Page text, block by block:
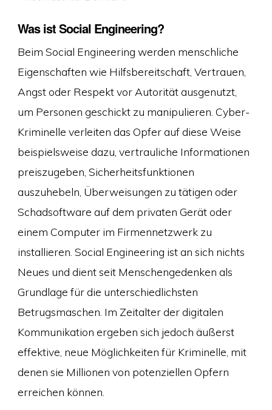
Was ist Social Engineering?
Beim Social Engineering werden menschliche
Eigenschaften wie Hilfsbereitschaft, Vertrauen,
Angst oder Respekt vor Autorität ausgenutzt,
um Personen geschickt zu manipulieren. Cyber-
Kriminelle verleiten das Opfer auf diese Weise
beispielsweise dazu, vertrauliche Informationen
preiszugeben, Sicherheitsfunktionen
auszuhebeln, Überweisungen zu tätigen oder
Schadsoftware auf dem privaten Gerät oder
einem Computer im Firmennetzwerk zu
installieren. Social Engineering ist an sich nichts
Neues und dient seit Menschengedenken als
Grundlage für die unterschiedlichsten
Betrugsmaschen. Im Zeitalter der digitalen
Kommunikation ergeben sich jedoch äußerst
effektive, neue Möglichkeiten für Kriminelle, mit
denen sie Millionen von potenziellen Opfern
erreichen können.